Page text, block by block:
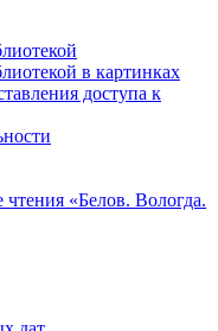
в картинках
доступа к
«Белов. Вологда.